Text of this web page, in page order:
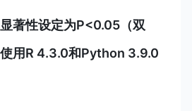
著性设定为P<0.05（双
用R 4.3.0和Python 3.9.0